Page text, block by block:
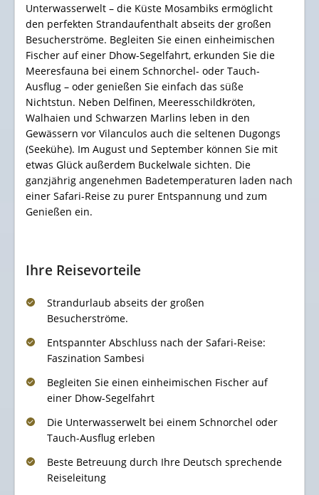
Unterwasserwelt – die Küste Mosambiks ermöglicht
den perfekten Strandaufenthalt abseits der großen
Besucherströme. Begleiten Sie einen einheimischen
Fischer auf einer Dhow-Segelfahrt, erkunden Sie die
Meeresfauna bei einem Schnorchel- oder Tauch-
Ausflug – oder genießen Sie einfach das süße
Nichtstun. Neben Delfinen, Meeresschildkröten,
Walhaien und Schwarzen Marlins leben in den
Gewässern vor Vilanculos auch die seltenen Dugongs
(Seekühe). Im August und September können Sie mit
etwas Glück außerdem Buckelwale sichten. Die
ganzjährig angenehmen Badetemperaturen laden nach
einer Safari-Reise zu purer Entspannung und zum
Genießen ein.
Ihre Reisevorteile
Strandurlaub abseits der großen
Besucherströme.
Entspannter Abschluss nach der Safari-Reise:
Faszination Sambesi
Begleiten Sie einen einheimischen Fischer auf
einer Dhow-Segelfahrt
Die Unterwasserwelt bei einem Schnorchel oder
Tauch-Ausflug erleben
Beste Betreuung durch Ihre Deutsch sprechende
Reiseleitung